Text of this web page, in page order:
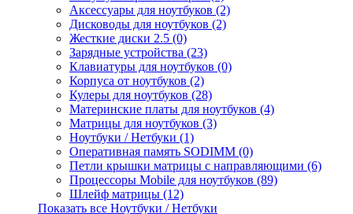
Аксессуары для ноутбуков (2)
Дисководы для ноутбуков (2)
Жесткие диски 2.5 (0)
Зарядные устройства (23)
Клавиатуры для ноутбуков (0)
Корпуса от ноутбуков (2)
Кулеры для ноутбуков (28)
Материнские платы для ноутбуков (4)
Матрицы для ноутбуков (3)
Ноутбуки / Нетбуки (1)
Оперативная память SODIMM (0)
Петли крышки матрицы с направляющими (6)
Процессоры Mobile для ноутбуков (89)
Шлейф матрицы (12)
Показать все Ноутбуки / Нетбуки